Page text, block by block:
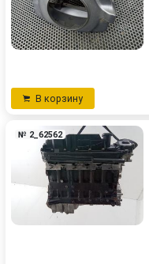
В корзину
№ 2_62562